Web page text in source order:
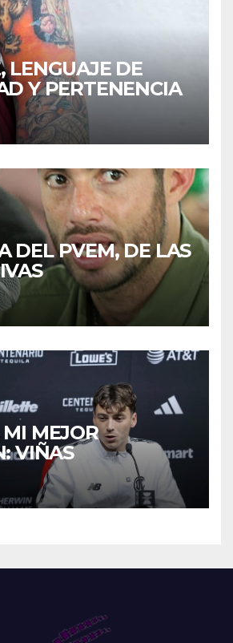
LENGUAJE DE
Y PERTENENCIA
DEL PVEM, DE LAS
MEJOR
VIÑAS